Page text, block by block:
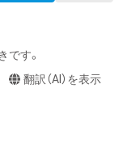
す。
翻訳（AI）を表示